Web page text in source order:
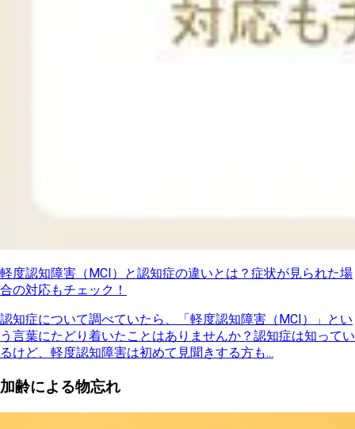
軽度認知障害（MCI）と認知症の違いとは？症状が見られた場
合の対応もチェック！
認知症について調べていたら、「軽度認知障害（MCI）」とい
う言葉にたどり着いたことはありませんか？認知症は知ってい
るけど、軽度認知障害は初めて見聞きする方も...
加齢による物忘れ